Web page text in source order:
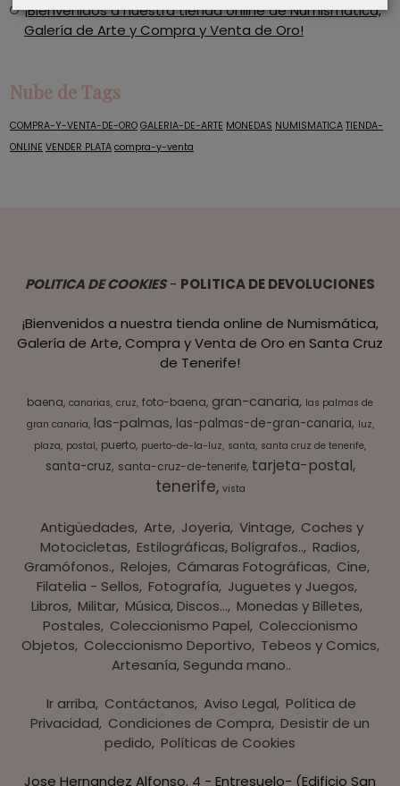
​¡Bienvenidos a nuestra tienda online de Numismática,
Galería de Arte y Compra y Venta de Oro!
Nube de Tags
COMPRA-Y-VENTA-DE-ORO GALERIA-DE-ARTE MONEDAS NUMISMATICA TIENDA-
ONLINE VENDER PLATA compra-y-venta
POLITICA DE COOKIES- POLITICA DE DEVOLUCIONES
¡Bienvenidos a nuestra tienda online de Numismática,
Galería de Arte, Compra y Venta de Oro en Santa Cruz
de Tenerife!
baena canarias cruz foto-baena gran-canaria las palmas de
gran canaria las-palmas las-palmas-de-gran-canaria luz
plaza postal puerto puerto-de-la-luz santa santa cruz de tenerife
santa-cruz santa-cruz-de-tenerife tarjeta-postal
tenerife vista
Antigüedades Arte Joyería Vintage Coches y
Motocicletas Estilográficas, Bolígrafos.. Radios,
Gramófonos. Relojes Cámaras Fotográficas Cine
Filatelia - Sellos Fotografía Juguetes y Juegos
Libros Militar Música, Discos... Monedas y Billetes
Postales Coleccionismo Papel Coleccionismo
Objetos Coleccionismo Deportivo Tebeos y Comics
Artesanía, Segunda mano..
Ir arriba Contáctanos Aviso Legal Política de
Privacidad Condiciones de Compra Desistir de un
pedido Políticas de Cookies
Jose Hernandez Alfonso, 4 - Entresuelo- (Edificio San